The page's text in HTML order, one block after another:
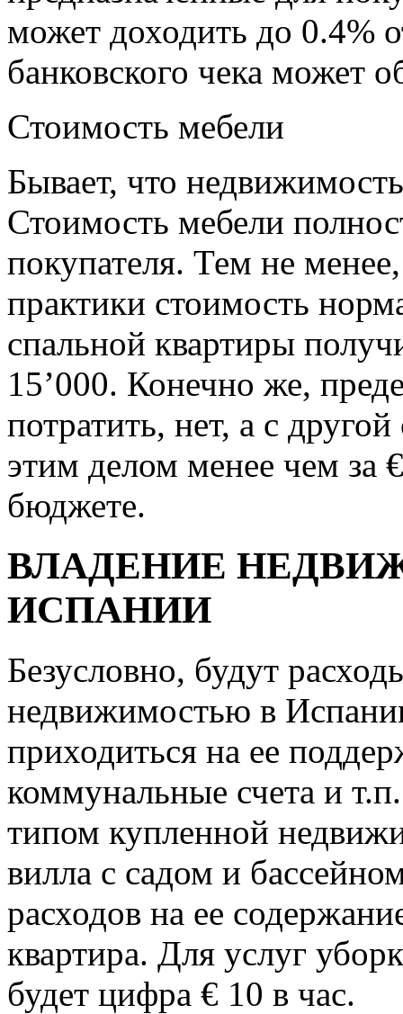
может доходить до 0.4%
банковского чека может
Стоимость мебели
Бывает, что
Стоимость мебели
покупателя. Тем не
практики стоимость
спальной квартиры
15’000. Конечно же,
потратить, нет, а с
этим делом менее чем за
бюджете.
ВЛАДЕНИЕ
ИСПАНИИ
Безусловно, будут
недвижимостью в
приходиться на ее
коммунальные счета и
типом купленной
вилла с садом и
расходов на ее
квартира. Для услуг
будет цифра € 10 в час.